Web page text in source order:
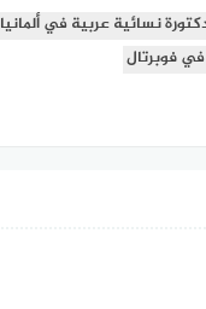
نسائية عربية في ألمانيا
فوبرتال